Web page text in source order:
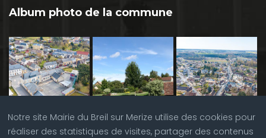
Notre site Mairie du Breil sur Merize utilise des cookies pour
réaliser des statistiques de visites, partager des contenus
Album photo de la commune